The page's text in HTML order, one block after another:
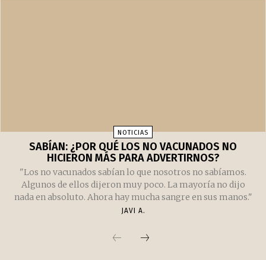
NOTICIAS
SABÍAN: ¿POR QUÉ LOS NO VACUNADOS NO
HICIERON MÁS PARA ADVERTIRNOS?
"Los no vacunados sabían lo que nosotros no sabíamos.
Algunos de ellos dijeron muy poco. La mayoría no dijo
nada en absoluto. Ahora hay mucha sangre en sus manos."
JAVI A.